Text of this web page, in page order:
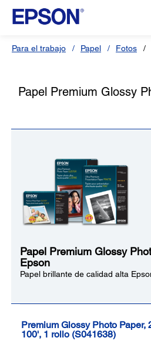
Para el trabajo Papel Fotos
Papel Premium Glossy
Papel Premium Glossy
Epson
Papel brillante de calidad alta
Premium Glossy Photo Paper,
100', 1 rollo (S041638)